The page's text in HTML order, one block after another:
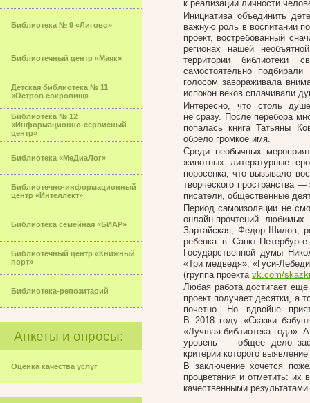
Библиотека № 9 «Лигово»
Библиотечный центр «Маяк»
Детская библиотека № 11
«Остров сокровищ»
Библиотека № 12
«Информационно-сервисный
центр»
Библиотека «МеДиаЛог»
Библиотечно-информационный
центр «Интеллект»
Библиотека семейная «БИАР»
Библиотечный центр «Книжный
порт»
Библиотека-репозитарий
Анкеты и опросы:
Оценка качества услуг
к реализации личности
Инициатива объединить
важную роль в воспитании
проект, востребованный
регионах нашей
территории библиотеки
самостоятельно
голосом завораживала
испокон веков сплачивали
Интересно, что столь
не сразу. После перебора
попалась книга Татьяны
обрело громкое имя.
Среди необычных
животных: литературные
поросенка, что вызывало
творческого пространства
писатели, общественные
Период самоизоляции не
онлайн-прочтений
Зартайская, Федор Шилов,
ребенка в Санкт-
Государственной думы
«Три медведя», «Гуси-
(группа проекта vk.com/
Любая работа достигает еще
проект получает десятки, а
почетно. Но вдвойне
В 2018 году «Сказки
«Лучшая библиотека года».
уровень — общее дело
критерии которого
В заключение хочется
процветания и отметить:
качественными результатами.